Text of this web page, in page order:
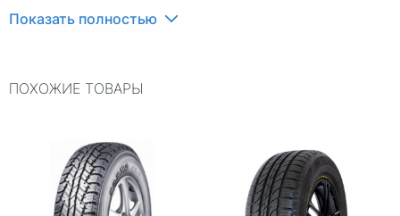
Индекс скорости
Типоразмер
Тип шины
Легковые
RunFlat
Показать полностью
ПОХОЖИЕ ТОВАРЫ